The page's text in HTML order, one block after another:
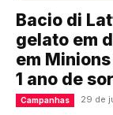
Bacio di
gelato em
em
1 ano de
Campanhas 29 de